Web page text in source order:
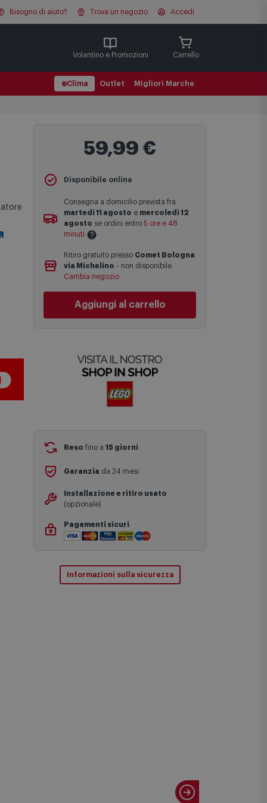
Bisogno di aiuto? Trova un negozio Accedi
Volantino e Promozioni Carrello
❄️Clima Outlet Migliori Marche
59,99 €
Disponibile online
Consegna a domicilio prevista fra
martedì 11 agosto e mercoledì 12
agosto se ordini entro 5 ore e 48
minuti
Le date previste per la consegna sono
una stima approssimativa basata sulle
I tempi di consegna effettivi potrebbero
variare in situazioni specifiche (ad
festivi e ricorrenze principali o in
circostanze eccezionali).
acquistati in modalità di prenotazione
verranno spediti a partire dalla data di
Ritiro gratuito presso Comet Bologna
via Michelino - non disponibile
Cambia negozio
Aggiungi al carrello
Reso fino a 15 giorni
Garanzia da 24 mesi
Installazione e ritiro usato
(opzionale)
Pagamenti sicuri
Informazioni sulla sicurezza